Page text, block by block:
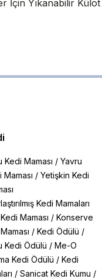
İçin Yıkanabilir
Kedi Maması / Yavru
Maması / Yetişkin Kedi
Kedi Mamaları
Maması / Konserve
/ Kedi Ödülü /
Kedi Ödülü / Me-O
Kedi Ödülü / Kedi
/ Sanicat Kedi Kumu /